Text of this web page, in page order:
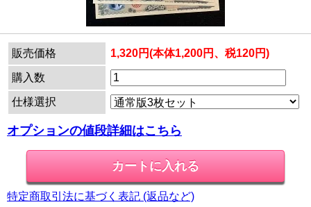
販売価格 1,320円(本体1,200円、税120円)
購入数
仕様選択
オプションの値段詳細はこちら
特定商取引法に基づく表記 (返品など)